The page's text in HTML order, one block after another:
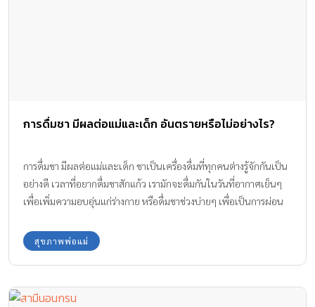
การดื่มชา มีผลต่อแม่และเด็ก อันตรายหรือไม่อย่างไร?
การดื่มชา มีผลต่อแม่และเด็ก ชาเป็นเครื่องดื่มที่ทุกคนต่างรู้จักกันเป็น
อย่างดี เวลาที่อยากดื่มชาสักแก้ว เรามักจะดื่มกันในวันที่อากาศเย็นๆ
เพื่อเพิ่มความอบอุ่นแก่ร่างกาย หรือดื่มชาช่วงบ่ายๆ เพื่อเป็นการผ่อน
และเด็ก หรือไม่อย่างไร ทีมงาน Amarin Baby & Kids มีคำตอบมาให้
ทราบกันค่ะ
สุขภาพพ่อแม่